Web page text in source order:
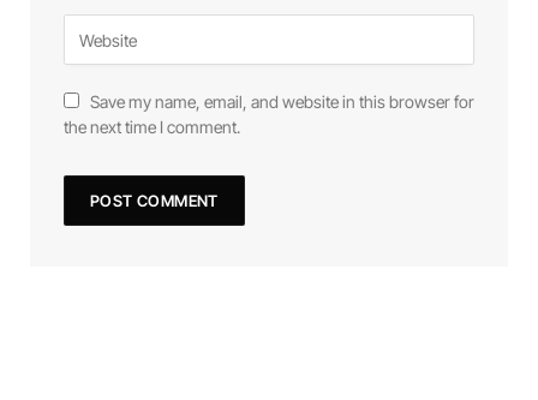
Save my name, email, and website in this browser for
the next time I comment.